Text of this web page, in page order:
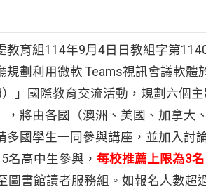
教育組114年9月4日日教組字第
規劃利用微軟 Teams視訊會議軟
）」國際教育交流活動，規劃六個
，將由各國（澳洲、美國、加拿大
多國學生一同參與講座，並加入討
名高中生參與， 每校推薦上限為3名
圖書館讀者服務組。如報名人數超